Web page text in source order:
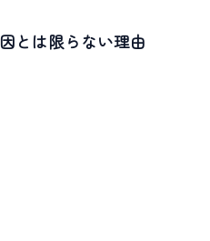
とは限らない理由